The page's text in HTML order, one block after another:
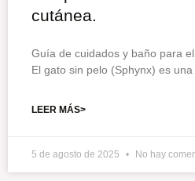
cutánea.
Guía de cuidados y baño para
El gato sin pelo (Sphynx) es
LEER MÁS>
5 de agosto de 2025 No hay